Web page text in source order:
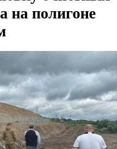
на полигоне